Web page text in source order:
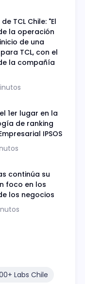
TCL Chile: "El
la operación
de una
TCL, con el
la compañía
1er lugar en la
de ranking
IPSOS
continúa su
foco en los
los negocios
Labs Chile